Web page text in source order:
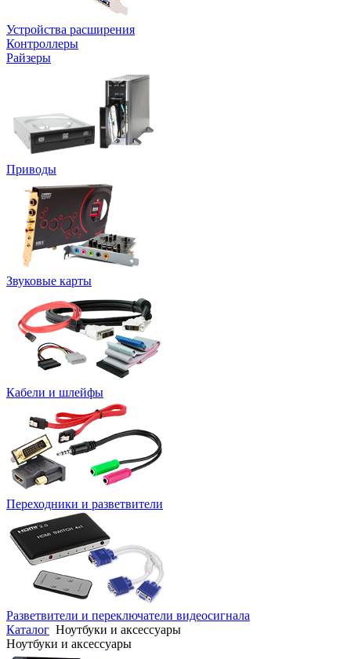
Устройства расширения
Контроллеры
Райзеры
Приводы
Звуковые карты
Кабели и шлейфы
Переходники и разветвители
Разветвители и переключатели видеосигнала
Каталог Ноутбуки и аксессуары
Ноутбуки и аксессуары